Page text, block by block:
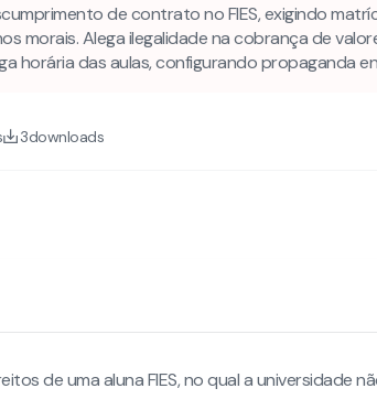
de contrato no FIES, exigindo
morais. Alega ilegalidade na cobrança de
horária das aulas, configurando propaganda
3downloads
de uma aluna FIES, no qual a universidade